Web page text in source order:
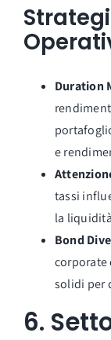
Duration
e
tassi
la
Bond
corporate
solidi per
6.